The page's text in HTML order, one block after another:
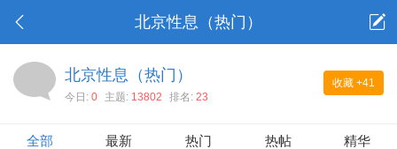
北京性息（热门）
收藏 +41
北京性息（热门）
今日: 0 主题: 13802 排名: 23
全部 最新 热门 热帖 精华